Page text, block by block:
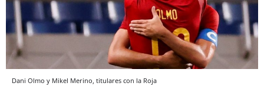
Dani Olmo y Mikel Merino, titulares con la Roja